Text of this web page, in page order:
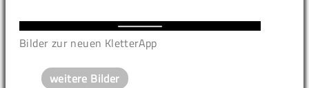
Bilder zur neuen KletterApp
weitere Bilder